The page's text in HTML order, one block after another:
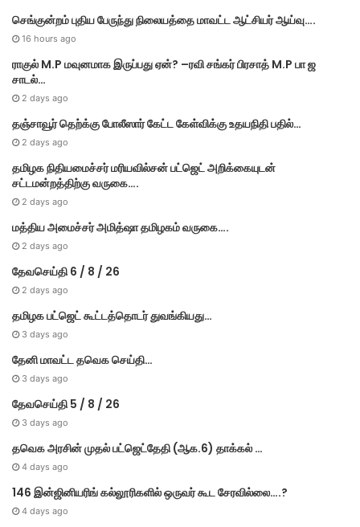
i
e
செங்குன்றம் புதிய பேருந்து நிலையத்தை மாவட்ட ஆட்சியர் ஆய்வு….
16 hours ago
ராகுல் M.P மவுனமாக இருப்பது ஏன்? –ரவி சங்கர் பிரசாத் M.P பா ஜ
சாடல்…
2 days ago
தஞ்சாவூர் தெற்க்கு போலீஸார் கேட்ட கேள்விக்கு உதயநிதி பதில்…
2 days ago
தமி​ழ​க நிதியமைச்சர் மரியவில்சன் பட்ஜெட் அறிக்கையுடன்
சட்டமன்றத்திற்கு வருகை….
2 days ago
மத்திய அமைச்சர் அமித்ஷா தமிழகம் வருகை….
2 days ago
தேவசெய்தி 6 / 8 / 26
2 days ago
தமிழக பட்ஜெட் கூட்டத்தொடர் துவங்கியது…
3 days ago
தேனி மாவட்ட தவெக செய்தி…
3 days ago
தேவசெய்தி 5 / 8 / 26
3 days ago
தவெக அரசின் முதல் பட்​ஜெட்தேதி (ஆக.6) தாக்​கல் …
4 days ago
146 இன்ஜினியரிங் கல்லூரிகளில் ஒருவர் கூட சேரவில்லை….?
4 days ago